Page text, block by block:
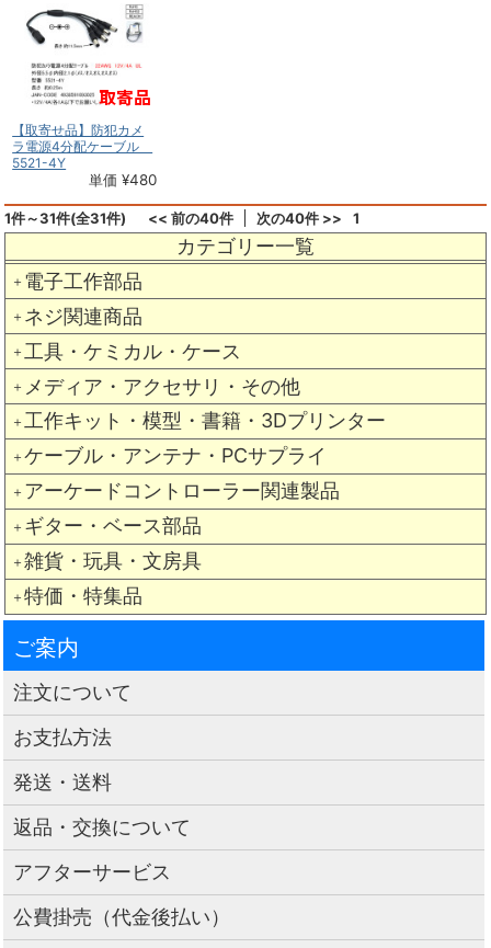
カテゴリー一覧
＋ 電子工作部品
＋ ネジ関連商品
＋ 工具・ケミカル・ケース
＋ メディア・アクセサリ・その他
＋ 工作キット・模型・書籍・3Dプリンター
＋ ケーブル・アンテナ・PCサプライ
＋ アーケードコントローラー関連製品
＋ ギター・ベース部品
＋ 雑貨・玩具・文房具
＋ 特価・特集品
【取寄せ品】防犯カメ
ラ電源4分配ケーブル
5521-4Y
単価 ¥480
1件～31件(全31件) << 前の40件 次の40件 >> 1
ご案内
注文について
お支払方法
発送・送料
返品・交換について
アフターサービス
公費掛売（代金後払い）